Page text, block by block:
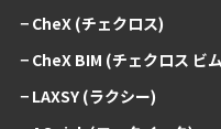
− CheX (チェクロス)
− CheX BIM (チェクロス ビ
− LAXSY (ラクシー)